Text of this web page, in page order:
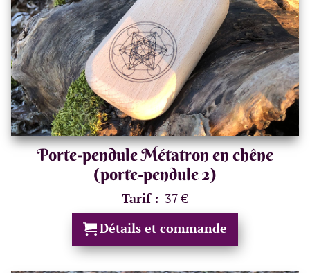
Porte-pendule Métatron en chêne
(porte-pendule 2)
Tarif : 37 €
Détails et commande